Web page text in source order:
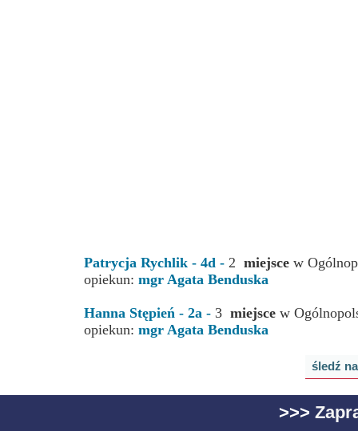
>>>
śledź
Patrycja Rychlik - 4d - 2 miejsce w
opiekun: mgr Agata Benduska
Hanna Stępień - 2a - 3 miejsce w
opiekun: mgr Agata Benduska